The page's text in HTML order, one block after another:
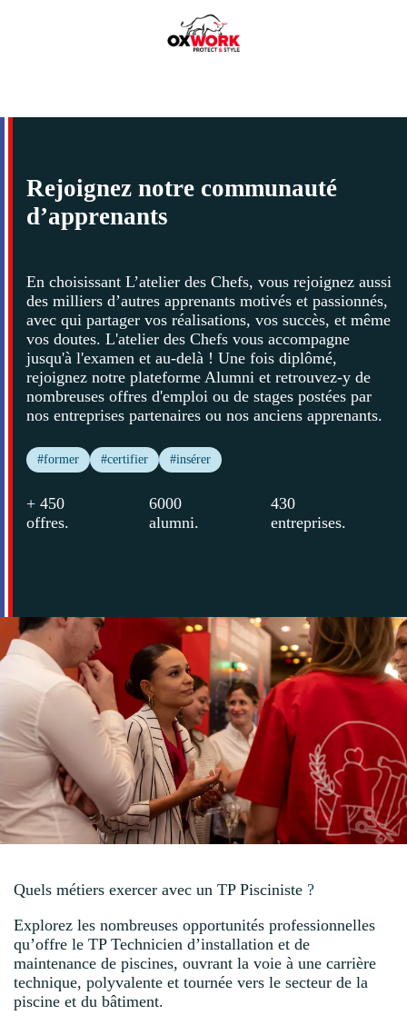
Rejoignez notre communauté
d’apprenants
En choisissant L’atelier des Chefs, vous rejoignez aussi
des milliers d’autres apprenants motivés et passionnés,
avec qui partager vos réalisations, vos succès, et même
vos doutes. L'atelier des Chefs vous accompagne
jusqu'à l'examen et au-delà ! Une fois diplômé,
rejoignez notre plateforme Alumni et retrouvez-y de
nombreuses offres d'emploi ou de stages postées par
nos entreprises partenaires ou nos anciens apprenants.
#former #certifier #insérer
+ 450
offres.
6000
alumni.
430
entreprises.
Quels métiers exercer avec un TP Pisciniste ?
Explorez les nombreuses opportunités professionnelles
qu’offre le TP Technicien d’installation et de
maintenance de piscines, ouvrant la voie à une carrière
technique, polyvalente et tournée vers le secteur de la
piscine et du bâtiment.
TECHNICIEN PISCINE